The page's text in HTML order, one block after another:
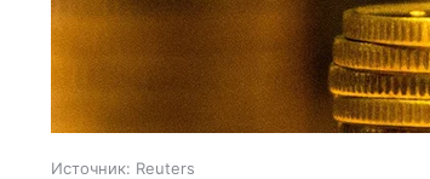
Источник: Reuters